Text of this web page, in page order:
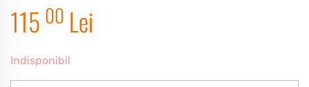
115 00 Lei
Indisponibil